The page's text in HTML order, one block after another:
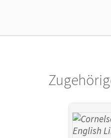
Azadian, Ramin; Jörgeling,